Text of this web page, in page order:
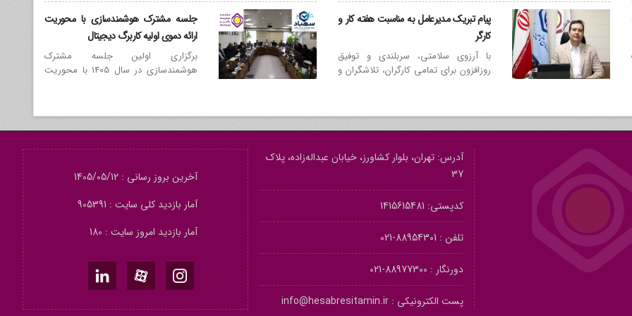
کارگزاری ها سازمان تامین اجتماعی و
جامعه حسابداران رسمی
پیام تبریک مدیرعامل به مناسبت هفته کار و
کارگر
با آرزوی سلامتی، سربلندی و توفیق
روزافزون برای تمامی کارگران، تلاشگران و
جلسه مشترک هوشمندسازی با محوریت
ارائه دموی اولیه کاربرگ دیجیتال
برگزاری اولین جلسه مشترک
هوشمندسازی در سال 1405 با محوریت
آدرس: تهران، بلوار کشاورز، خیابان عبداله‌زاده، پلاک
37
کدپستی: 1415615481
تلفن : 88954301-021
دورنگار : 88977300-021
پست الکترونیکی : info@hesabresitamin.ir
آخرین بروز رسانی : 1405/05/12
آمار بازدید کلی سایت : 905391
آمار بازدید امروز سایت : 180